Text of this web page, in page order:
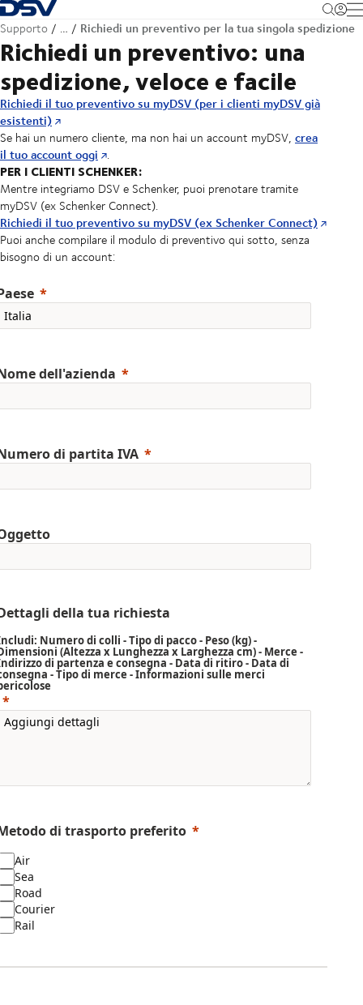
Torna alla pagina iniziale
Supporto … Richiedi un preventivo per la tua singola spedizione
Richiedi un preventivo: una
spedizione, veloce e facile
Richiedi il tuo preventivo su myDSV (per i clienti myDSV già
esistenti)
Se hai un numero cliente, ma non hai un account myDSV, crea
il tuo account oggi
.
PER I CLIENTI SCHENKER:
Mentre integriamo DSV e Schenker, puoi prenotare tramite
myDSV (ex Schenker Connect).
Richiedi il tuo preventivo su myDSV (ex Schenker Connect)
Puoi anche compilare il modulo di preventivo qui sotto, senza
bisogno di un account:
dell'azienda
di partita IVA
della tua richiesta
Numero di colli - Tipo di pacco - Peso (kg) -
(Altezza x Lunghezza x Larghezza cm) - Merce -
di partenza e consegna - Data di ritiro - Data di
- Tipo di merce - Informazioni sulle merci
di trasporto preferito
Air
Sea
Road
Courier
Rail